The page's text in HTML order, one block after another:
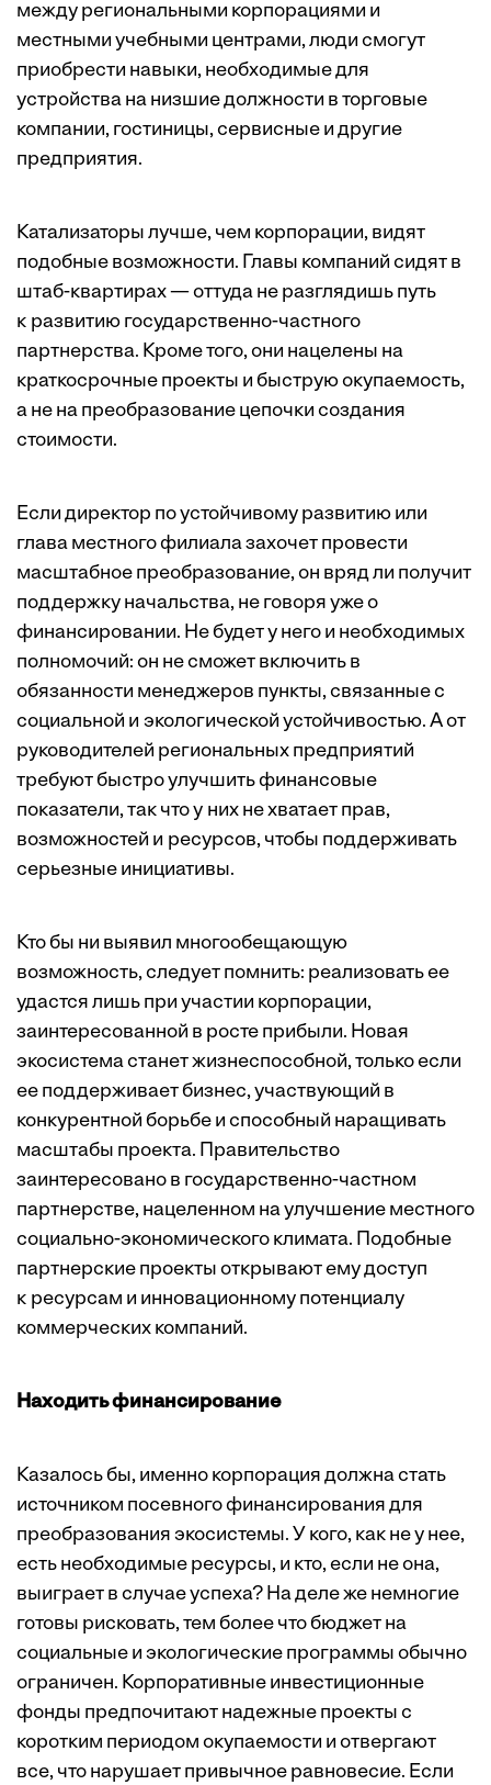
между региональными корпорациями и
местными учебными центрами, люди смогут
приобрести навыки, необходимые для
устройства на низшие должности в торговые
компании, гостиницы, сервисные и другие
предприятия.
Катализаторы лучше, чем корпорации, видят
подобные возможности. Главы компаний сидят в
штаб-квартирах — оттуда не разглядишь путь
к развитию государственно-частного
партнерства. Кроме того, они нацелены на
краткосрочные проекты и быструю окупаемость,
а не на преобразование цепочки создания
стоимости.
Если директор по устойчивому развитию или
глава местного филиала захочет провести
масштабное преобразование, он вряд ли получит
поддержку начальства, не говоря уже о
финансировании. Не будет у него и необходимых
полномочий: он не сможет включить в
обязанности менеджеров пункты, связанные с
социальной и экологической устойчивостью. А от
руководителей региональных предприятий
требуют быстро улучшить финансовые
показатели, так что у них не хватает прав,
возможностей и ресурсов, чтобы поддерживать
серьезные инициативы.
Кто бы ни выявил многообещающую
возможность, следует помнить: реализовать ее
удастся лишь при участии корпорации,
заинтересованной в росте прибыли. Новая
экосистема станет жизнеспособной, только если
ее поддерживает бизнес, участвующий в
конкурентной борьбе и способный наращивать
масштабы проекта. Правительство
заинтересовано в государственно-частном
партнерстве, нацеленном на улучшение местного
социально-экономического климата. Подобные
партнерские проекты открывают ему доступ
к ресурсам и инновационному потенциалу
коммерческих компаний.
Находить финансирование
Казалось бы, именно корпорация должна стать
источником посевного финансирования для
преобразования экосистемы. У кого, как не у нее,
есть необходимые ресурсы, и кто, если не она,
выиграет в случае успеха? На деле же немногие
готовы рисковать, тем более что бюджет на
социальные и экологические программы обычно
ограничен. Корпоративные инвестиционные
фонды предпочитают надежные проекты с
коротким периодом окупаемости и отвергают
все, что нарушает привычное равновесие. Если